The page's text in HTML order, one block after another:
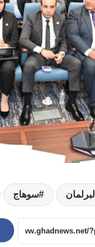
البرلمان سوهاج